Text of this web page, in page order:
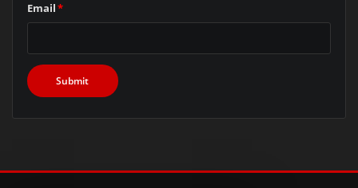
Email*